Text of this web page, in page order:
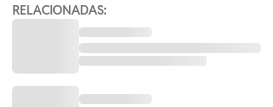
RELACIONADAS: